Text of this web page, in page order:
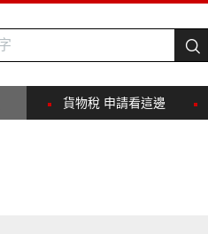
貨物稅 申請看這邊